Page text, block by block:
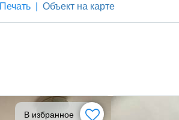
Печать |Объект на карте
В избранное